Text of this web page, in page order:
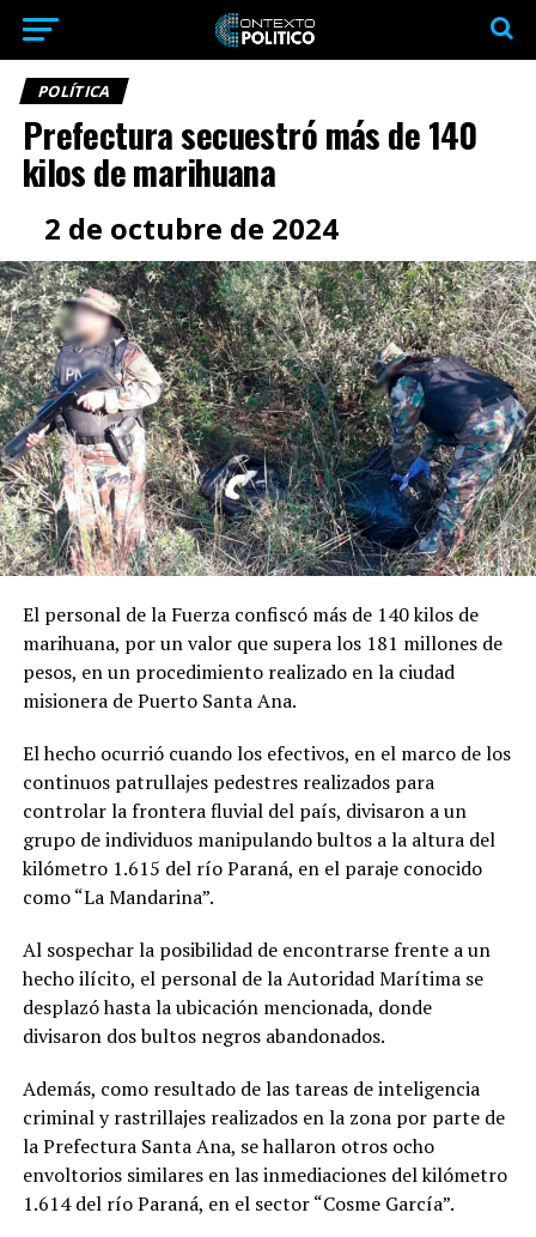
POLÍTICA
Prefectura secuestró más de 140
kilos de marihuana
2 de octubre de 2024
El personal de la Fuerza confiscó más de 140 kilos de
marihuana, por un valor que supera los 181 millones de
pesos, en un procedimiento realizado en la ciudad
misionera de Puerto Santa Ana.
El hecho ocurrió cuando los efectivos, en el marco de los
continuos patrullajes pedestres realizados para
controlar la frontera fluvial del país, divisaron a un
grupo de individuos manipulando bultos a la altura del
kilómetro 1.615 del río Paraná, en el paraje conocido
como “La Mandarina”.
Al sospechar la posibilidad de encontrarse frente a un
hecho ilícito, el personal de la Autoridad Marítima se
desplazó hasta la ubicación mencionada, donde
divisaron dos bultos negros abandonados.
Además, como resultado de las tareas de inteligencia
criminal y rastrillajes realizados en la zona por parte de
la Prefectura Santa Ana, se hallaron otros ocho
envoltorios similares en las inmediaciones del kilómetro
1.614 del río Paraná, en el sector “Cosme García”.